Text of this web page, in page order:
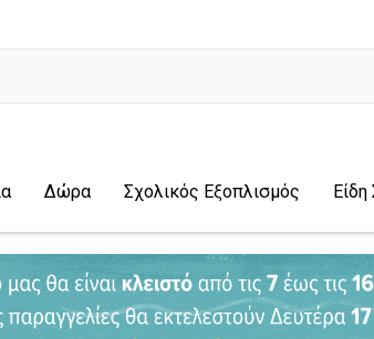
Δώρα Σχολικός Εξοπλισμός Είδη